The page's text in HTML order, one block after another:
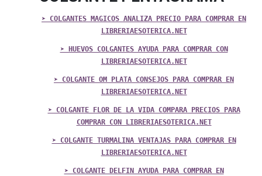
➤ COLGANTES MAGICOS ANALIZA PRECIO PARA COMPRAR EN
LIBRERIAESOTERICA.NET
➤ HUEVOS COLGANTES AYUDA PARA COMPRAR CON
LIBRERIAESOTERICA.NET
➤ COLGANTE OM PLATA CONSEJOS PARA COMPRAR EN
LIBRERIAESOTERICA.NET
➤ COLGANTE FLOR DE LA VIDA COMPARA PRECIOS PARA
COMPRAR CON LIBRERIAESOTERICA.NET
➤ COLGANTE TURMALINA VENTAJAS PARA COMPRAR EN
LIBRERIAESOTERICA.NET
➤ COLGANTE DELFIN AYUDA PARA COMPRAR EN